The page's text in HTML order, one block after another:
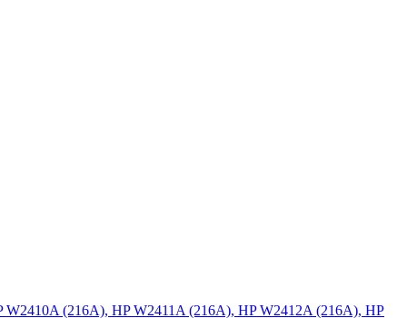
(216A), HP W2411A (216A), HP W2412A (216A), HP